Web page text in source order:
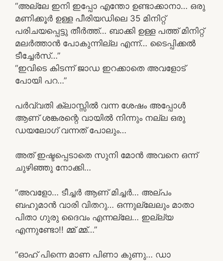
“അല്ലേ ഇനി ഇപ്പോ എന്തോ ഉണ്ടാക്കാനാ… ഒരു
മണിക്കൂർ ഉള്ള പീരിയഡിലെ 35 മിനിറ്റ്
പരിചയപ്പെട്ടു തീർത്ത്… ബാക്കി ഉള്ള പത്ത് മിനിറ്റ്
മലർത്താൻ പോകുന്നില്ല എന്ന്… ടൈപ്പിക്കൽ
ടീച്ചേർസ്…”
“ഇവിടെ കിടന്ന് ജാഡ ഇറക്കാതെ അവളോട്‌
പോയി പറ…”
പർവ്വതി ക്ലാസ്സിൽ വന്ന ശേഷം അപ്പോൾ
ആണ് ശങ്കരന്റെ വായിൽ നിന്നും നല്ല ഒരു
ഡയലോഗ് വന്നത് പോലും…
അത് ഇഷ്ടപ്പെടാതെ സുനി മോൻ അവനെ ഒന്ന്
ചുഴിഞ്ഞു നോക്കി…
“അവളോ… ടീച്ചർ ആണ് മിച്ചർ… അല്പം
ബഹുമാൻ വാരി വിതറു… ഒന്നുല്ലേലും മാതാ
പിതാ ഗുരു ദൈവം എന്നല്ലേ… ഇല്ല്യ
എന്നുണ്ടോ!! മ്മ് മ്മ്…”
“ഓഹ് പിന്നെ മാണ പിണാ കുണു… ഡാ